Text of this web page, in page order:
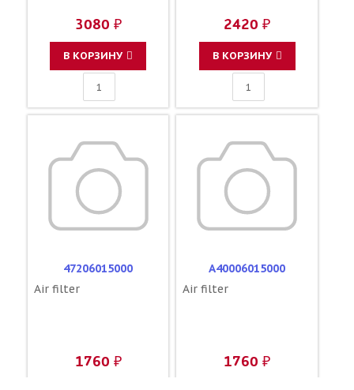
3080 ₽
В КОРЗИНУ
2420 ₽
В КОРЗИНУ
47206015000
Air filter
1760 ₽
A40006015000
Air filter
1760 ₽